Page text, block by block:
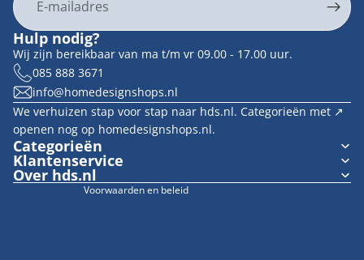
Hulp nodig?
Wij zijn bereikbaar van ma t/m vr 09.00 - 17.00 uur.
085 888 3671
info@homedesignshops.nl
We verhuizen stap voor stap naar hds.nl. Categorieën met ↗︎
openen nog op homedesignshops.nl.
Categorieën
Klantenservice
Over hds.nl
Voorwaarden en beleid
Contactgegevens
Terugbetalingsbeleid
Algemene voorwaarden
Verzendbeleid
Wettelijke kennisgeving
Cookievoorkeuren